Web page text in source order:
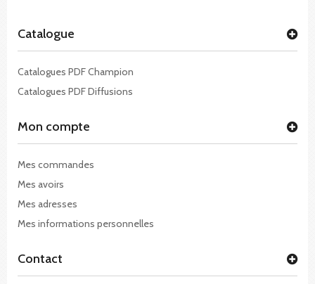
Catalogue
Catalogues PDF Champion
Catalogues PDF Diffusions
Mon compte
Mes commandes
Mes avoirs
Mes adresses
Mes informations personnelles
Contact